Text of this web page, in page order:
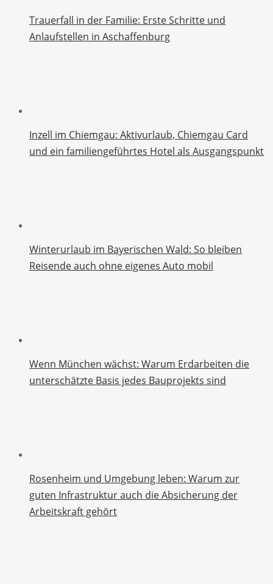
Trauerfall in der Familie: Erste Schritte und
Anlaufstellen in Aschaffenburg
Inzell im Chiemgau: Aktivurlaub, Chiemgau Card
und ein familiengeführtes Hotel als Ausgangspunkt
Winterurlaub im Bayerischen Wald: So bleiben
Reisende auch ohne eigenes Auto mobil
Wenn München wächst: Warum Erdarbeiten die
unterschätzte Basis jedes Bauprojekts sind
Rosenheim und Umgebung leben: Warum zur
guten Infrastruktur auch die Absicherung der
Arbeitskraft gehört